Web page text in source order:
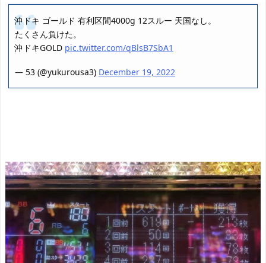
沖ドキ ゴールド 有利区間4000g 12スルー 天国なし。
たくさん負けた。
沖ドキGOLD pic.twitter.com/qBlsB7SbA1
— 53 (@yukurousa3) December 19, 2022